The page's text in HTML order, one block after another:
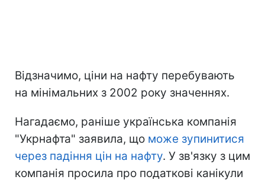
Відзначимо, ціни на нафту перебувають
на мінімальних з 2002 року значеннях.
Нагадаємо, раніше українська компанія
"Укрнафта" заявила, що може зупинитися
через падіння цін на нафту. У зв'язку з цим
компанія просила про податкові канікули